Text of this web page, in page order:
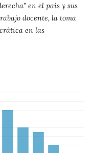
en el país y sus
docente, la toma
en las